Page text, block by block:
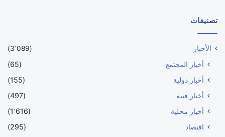
تصنيفات
الأخبار (3٬089)
أخبار المجتمع
(65)
أخبار دولية
(155)
أخبار فنية
(497)
أخبار محلية
(1٬616)
اقتصاد
(295)